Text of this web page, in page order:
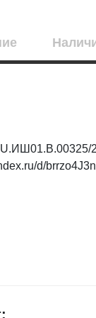
d/
Старый
≈ 4д.